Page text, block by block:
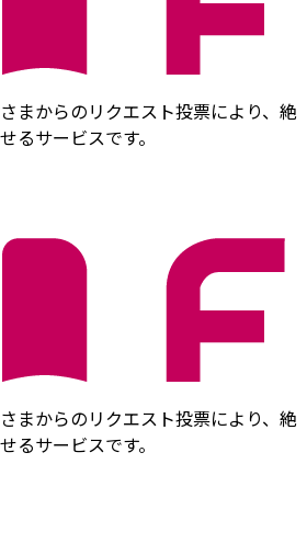
まからのリクエスト投票により、絶
るサービスです。
まからのリクエスト投票により、絶
るサービスです。